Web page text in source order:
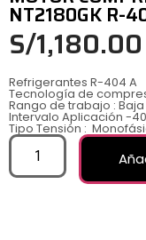
NT2180GK R-
S/1,180.00
Refrigerantes R-404 A
Tecnología de
Rango de trabajo :
Intervalo Aplicación -
Tipo Tensión :